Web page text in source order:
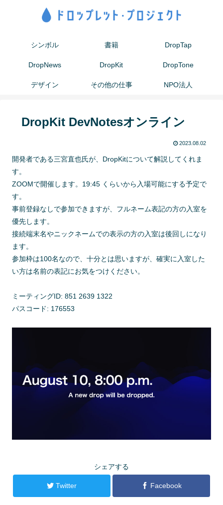
シンボル 書籍 DropTap
DropNews DropKit DropTone
デザイン その他の仕事 NPO法人
DropKit DevNotesオンライン
2023.08.02
開発者である三宮直也氏が、DropKitについて解説してくれま
す。
ZOOMで開催します。19:45 くらいから入場可能にする予定で
す。
事前登録なしで参加できますが、フルネーム表記の方の入室を
優先します。
接続端末名やニックネームでの表示の方の入室は後回しになり
ます。
参加枠は100名なので、十分とは思いますが、確実に入室した
い方は名前の表記にお気をつけください。
ミーティングID: 851 2639 1322
パスコード: 176553
シェアする
Twitter Facebook